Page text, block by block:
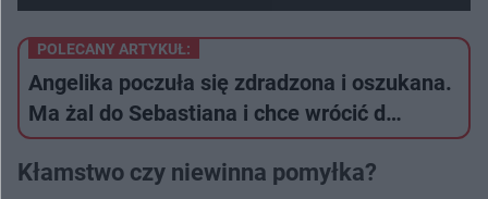
Spróbuj ponownie
POLECANY ARTYKUŁ:
Angelika poczuła się zdradzona i oszukana.
Ma żal do Sebastiana i chce wrócić d…
Kłamstwo czy niewinna pomyłka?